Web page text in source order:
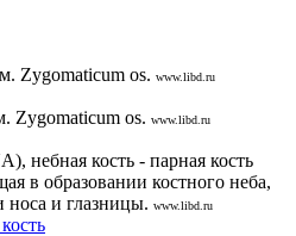
Zygomaticum os. www.libd.ru
Zygomaticum os. www.libd.ru
небная кость - парная кость
в образовании костного неба,
и глазницы. www.libd.ru